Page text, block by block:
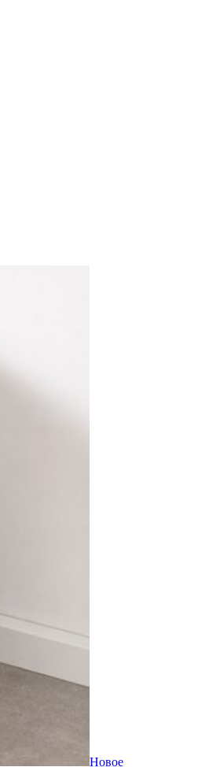
Новое